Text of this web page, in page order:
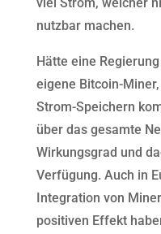
nutzbar machen.
Hätte eine
eigene Bitcoin-
Strom-Speichern
über das gesamte
Wirkungsgrad und
Verfügung. Auch in
Integration von
positiven Effekt